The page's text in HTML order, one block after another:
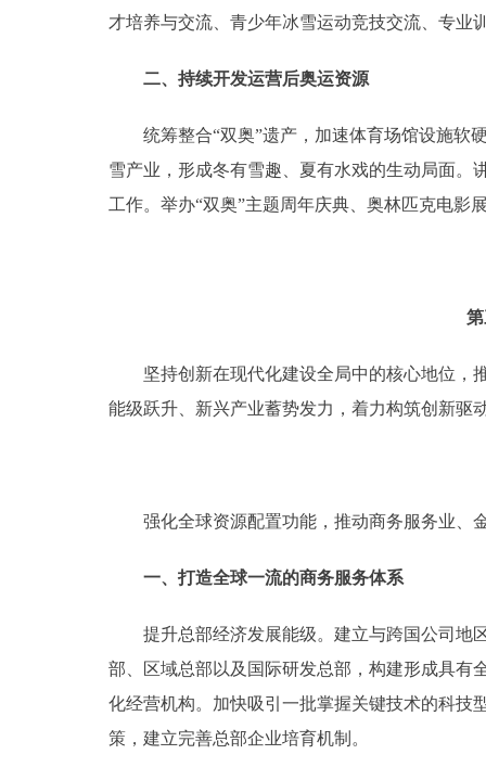
才培养与交流、青少年冰雪运动竞技交流、专业
二、持续开发运营后奥运资源
统筹整合“双奥”遗产，加速体育场馆设施软硬
雪产业，形成冬有雪趣、夏有水戏的生动局面。
工作。举办“双奥”主题周年庆典、奥林匹克电影
坚持创新在现代化建设全局中的核心地位，推
能级跃升、新兴产业蓄势发力，着力构筑创新驱
强化全球资源配置功能，推动商务服务业、金
一、打造全球一流的商务服务体系
提升总部经济发展能级。建立与跨国公司地区
部、区域总部以及国际研发总部，构建形成具有
化经营机构。加快吸引一批掌握关键技术的科技
策，建立完善总部企业培育机制。